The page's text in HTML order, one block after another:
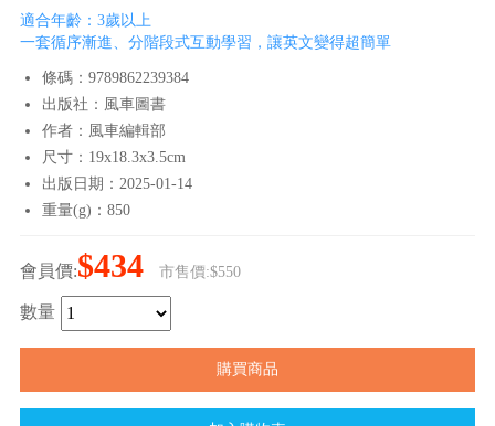
適合年齡：3歲以上
一套循序漸進、分階段式互動學習，讓英文變得超簡單
條碼：9789862239384
出版社：風車圖書
作者：風車編輯部
尺寸：19x18.3x3.5cm
出版日期：2025-01-14
重量(g)：850
會員價:$434 市售價:$550
數量